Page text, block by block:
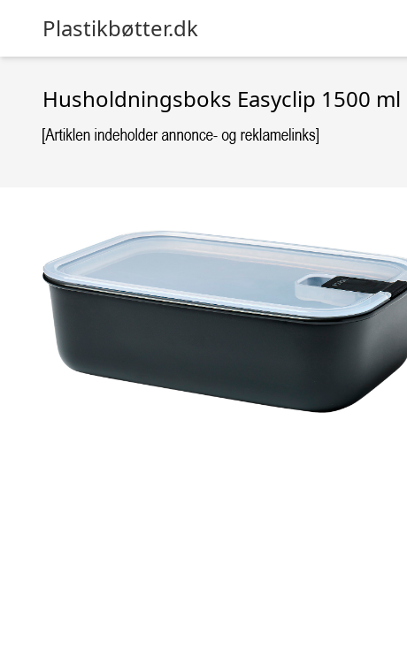
Plastikbøtter.dk
Husholdningsboks Easyclip 1500 ml